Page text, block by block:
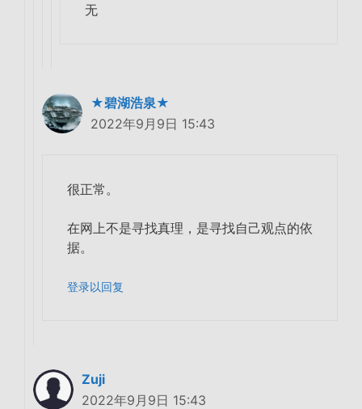
无
★碧湖浩泉★
2022年9月9日 15:43
很正常。
在网上不是寻找真理，是寻找自己观点的依
据。
登录以回复
Zuji
2022年9月9日 15:43